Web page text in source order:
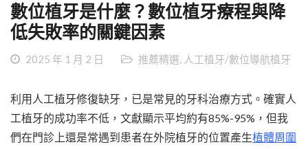
數位植牙是什麼？數位植牙療程與降
低失敗率的關鍵因素
2025 年 1 月 2 日 推薦精選, 人工植牙/數位導航植牙
利用人工植牙修復缺牙，已是常見的牙科治療方式。確實人
工植牙的成功率不低，文獻顯示平均約有85%-95%，但我
們在門診上還是常遇到患者在外院植牙的位置產生植體周圍